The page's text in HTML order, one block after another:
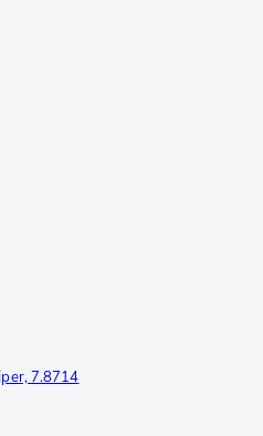
7.8714